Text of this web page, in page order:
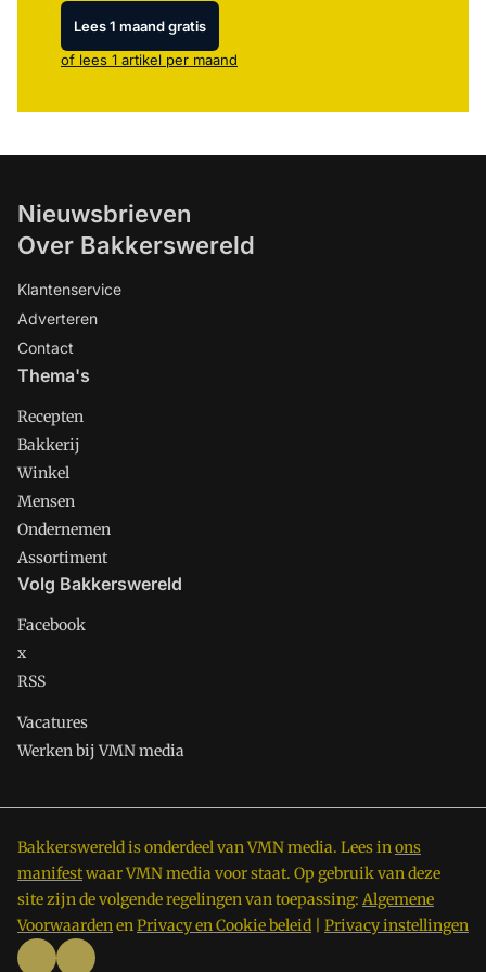
Lees 1 maand gratis
of lees 1 artikel per maand
Nieuwsbrieven
Over Bakkerswereld
Klantenservice
Adverteren
Contact
Thema's
Recepten
Bakkerij
Winkel
Mensen
Ondernemen
Assortiment
Volg Bakkerswereld
Facebook
x
RSS
Vacatures
Werken bij VMN media
Bakkerswereld is onderdeel van VMN media. Lees inons
manifestwaar VMN media voor staat. Op gebruik van deze
site zijn de volgende regelingen van toepassing: Algemene
VoorwaardenenPrivacy en Cookie beleid Privacy instellingen